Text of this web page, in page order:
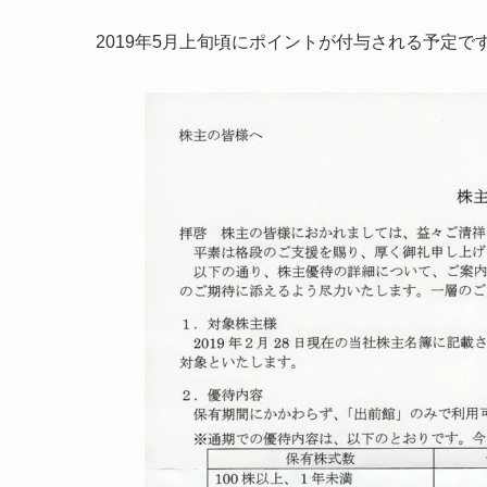
2019年5月上旬頃にポイントが付与される予定で